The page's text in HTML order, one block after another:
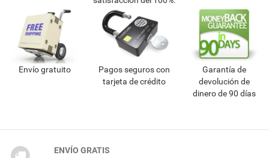
Envío gratuito
Pagos seguros con
tarjeta de crédito
Garantía de
devolución de
dinero de 90 días
ENVÍO GRATIS